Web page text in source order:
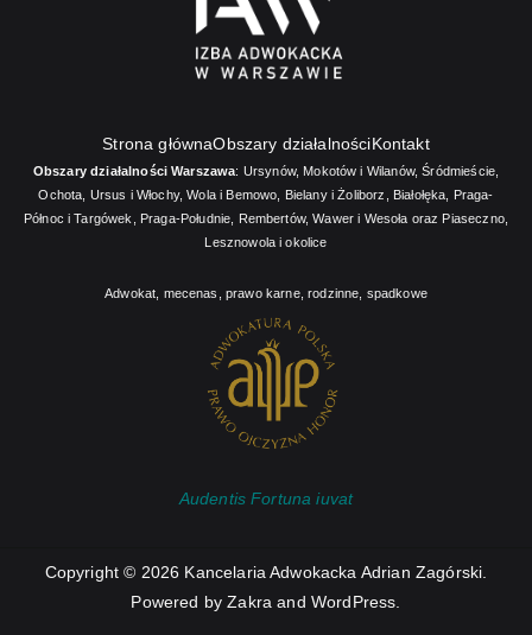
Strona głównaObszary działalnościKontakt
Obszary działalności Warszawa: Ursynów, Mokotów i Wilanów,Śródmieście,
Ochota, Ursus i Włochy,Wola i Bemowo, Bielany i Żoliborz , Białołęka, Praga-
Północ i Targówek, Praga-Południe, Rembertów, Wawer i Wesoła oraz Piaseczno,
Lesznowola i okolice
Adwokat, mecenas, prawo karne, rodzinne, spadkowe
Audentis Fortuna iuvat
Copyright © 2026 Kancelaria Adwokacka Adrian Zagórski
Powered byZakra and WordPress